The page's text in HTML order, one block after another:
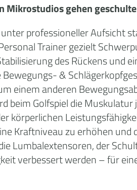
Mikrostudios gehen
professioneller Aufsicht
Trainer gezielt
des Rückens und
&
einem anderen
beim Golfspiel die
körperlichen
Kraftniveau zu erhöhen
Lumbalextensoren, der
verbessert werden – für